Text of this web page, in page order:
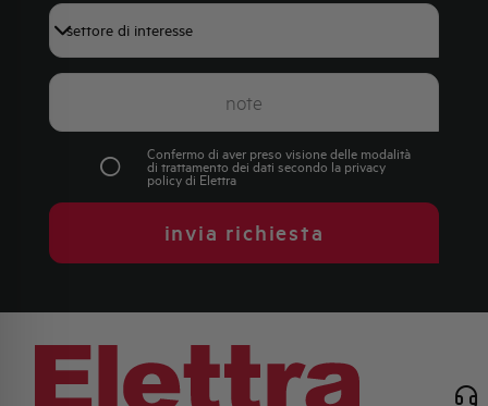
Confermo di aver preso visione delle modalità
di trattamento dei dati secondo la privacy
policydi Elettra
invia richiesta